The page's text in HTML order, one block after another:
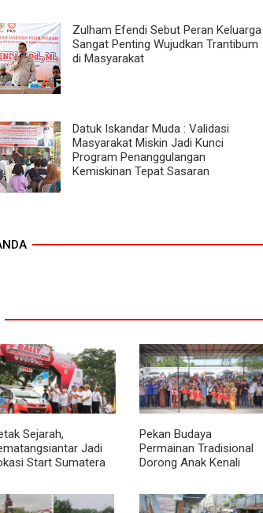
Zulham Efendi Sebut Peran Keluarga
Sangat Penting Wujudkan Trantibum
di Masyarakat
Datuk Iskandar Muda : Validasi
Masyarakat Miskin Jadi Kunci
Program Penanggulangan
Kemiskinan Tepat Sasaran
Sejarah,
Jadi
Start Sumatera
Pekan Budaya
Permainan Tradisional
Dorong Anak Kenali
Ketergantungan Gadget